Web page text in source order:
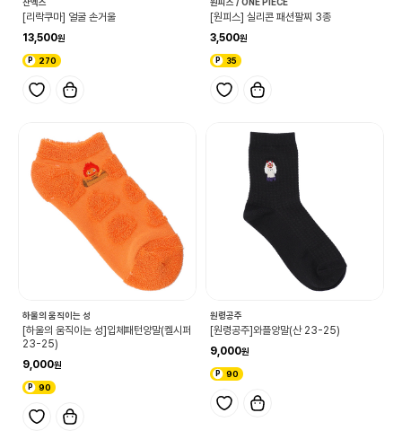
[리락쿠마] 얼굴 손거울
13,500
270
[원피스] 실리콘 패션팔찌 3종
3,500
35
하울의 움직이는 성
[하울의 움직이는 성]입체패턴양말(켈시퍼
23-25)
9,000
90
원령공주
[원령공주]와플양말(산 23-25)
9,000
90